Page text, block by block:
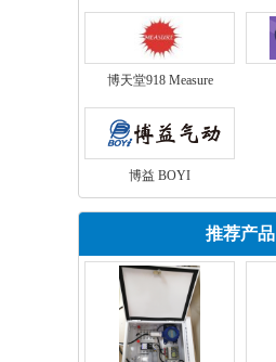
博天堂918 Measure
博益 BOYI
推荐产品